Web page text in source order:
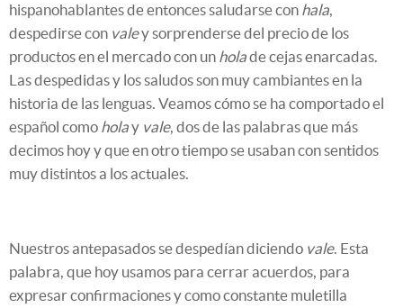
hispanohablantes de entonces saludarse con hala,
despedirse con valey sorprenderse del precio de los
productos en el mercado con un holade cejas enarcadas.
Las despedidas y los saludos son muy cambiantes en la
historia de las lenguas. Veamos cómo se ha comportado el
español como holay vale, dos de las palabras que más
decimos hoy y que en otro tiempo se usaban con sentidos
muy distintos a los actuales.
Nuestros antepasados se despedían diciendo vale. Esta
palabra, que hoy usamos para cerrar acuerdos, para
expresar confirmaciones y como constante muletilla